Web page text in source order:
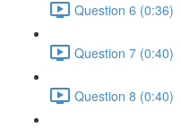
Question 6 (0:36)
Question 7 (0:40)
Question 8 (0:40)